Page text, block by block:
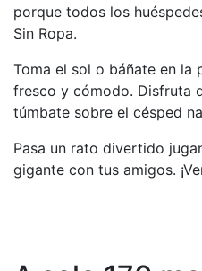
porque todos los
Sin Ropa.
Toma el sol o báñate en la
fresco y cómodo. Disfruta
túmbate sobre el césped
Pasa un rato divertido
gigante con tus amigos.